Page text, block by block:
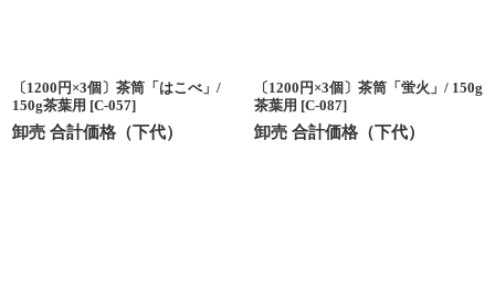
〔1200円×3個〕茶筒「はこべ」/
150g茶葉用 [C-057]
卸売 合計価格（下代）
〔1200円×3個〕茶筒「蛍火」/ 150g
茶葉用 [C-087]
卸売 合計価格（下代）